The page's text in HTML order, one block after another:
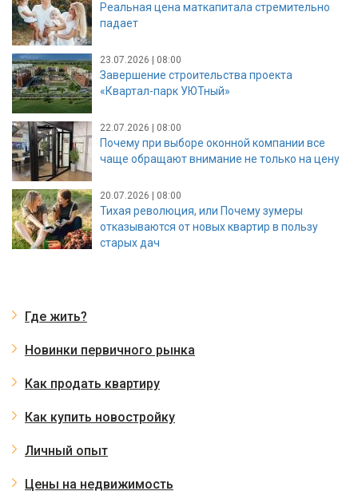
Реальная цена маткапитала стремительно
падает
23.07.2026 | 08:00
Завершение строительства проекта
«Квартал-парк УЮТный»
22.07.2026 | 08:00
Почему при выборе оконной компании все
чаще обращают внимание не только на цену
20.07.2026 | 08:00
Тихая революция, или Почему зумеры
отказываются от новых квартир в пользу
старых дач
Где жить?
Новинки первичного рынка
Как продать квартиру
Как купить новостройку
Личный опыт
Цены на недвижимость